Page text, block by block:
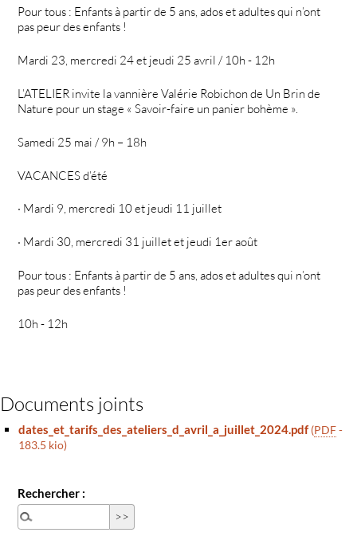
Pour tous : Enfants à partir de 5 ans, ados et adultes qui n’ont
pas peur des enfants !
Mardi 23, mercredi 24 et jeudi 25 avril / 10h - 12h
L’ATELIER invite la vannière Valérie Robichon de Un Brin de
Nature pour un stage « Savoir-faire un panier bohème ».
Samedi 25 mai / 9h – 18h
VACANCES d’été
· Mardi 9, mercredi 10 et jeudi 11 juillet
· Mardi 30, mercredi 31 juillet et jeudi 1er août
Pour tous : Enfants à partir de 5 ans, ados et adultes qui n’ont
pas peur des enfants !
10h - 12h
Documents joints
dates_et_tarifs_des_ateliers_d_avril_a_juillet_2024.pdf (PDF-
183.5 kio)
Rechercher :